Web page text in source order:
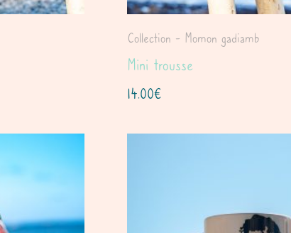
Collection - Momon gadiamb
Mini trousse
14.00€